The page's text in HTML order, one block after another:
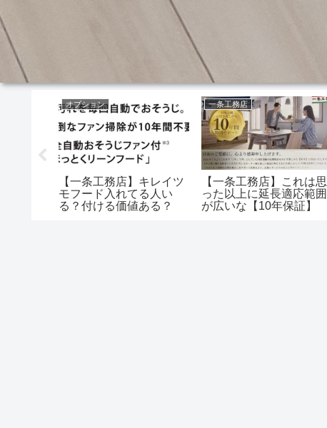
オプション
【一条工務店】キレイツ
モフード入れてる人い
る？付ける価値ある？
一条工務店
【一条工務店】これは思
った以上に延長適応範囲
が広いな【10年保証】